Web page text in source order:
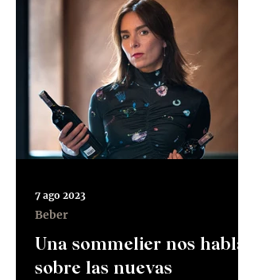
Una sommelier nos habla
sobre las nuevas
Beber
7 ago 2023